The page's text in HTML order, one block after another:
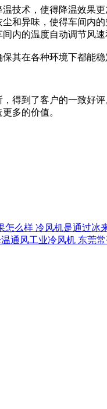
技术，使得降温效果
和异味，使得车间内
内的温度自动调节风速
其在各种环境下都能
得到了客户的一致好
多的价值。
怎么样 冷风机是通过冰
通风工业冷风机 东莞